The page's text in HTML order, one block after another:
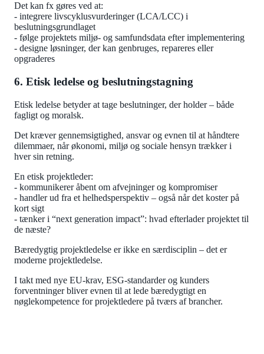
Det kan fx gøres ved at:
- integrere livscyklusvurderinger (LCA/LCC) i
beslutningsgrundlaget
- følge projektets miljø- og samfundsdata efter implementering
- designe løsninger, der kan genbruges, repareres eller
opgraderes
6. Etisk ledelse og beslutningstagning
Etisk ledelse betyder at tage beslutninger, der holder – både
fagligt og moralsk.
Det kræver gennemsigtighed, ansvar og evnen til at håndtere
dilemmaer, når økonomi, miljø og sociale hensyn trækker i
hver sin retning.
En etisk projektleder:
- kommunikerer åbent om afvejninger og kompromiser
- handler ud fra et helhedsperspektiv – også når det koster på
kort sigt
- tænker i “next generation impact”: hvad efterlader projektet til
de næste?
Bæredygtig projektledelse er ikke en særdisciplin – det er
moderne projektledelse.
I takt med nye EU-krav, ESG-standarder og kunders
forventninger bliver evnen til at lede bæredygtigt en
nøglekompetence for projektledere på tværs af brancher.